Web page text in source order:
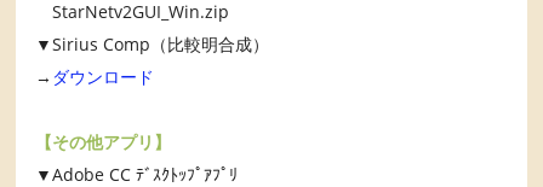
StarNetv2GUI_Win.zip
▼Sirius Comp（比較明合成）
→ ダウンロード
【その他アプリ】
▼Adobe CC ﾃﾞｽｸﾄｯﾌﾟｱﾌﾟﾘ